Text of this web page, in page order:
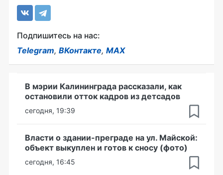
Подпишитесь на нас:
Telegram, ВКонтакте, MAX
В мэрии Калининграда рассказали, как
остановили отток кадров из детсадов
сегодня, 19:39
Власти о здании-преграде на ул. Майской:
объект выкуплен и готов к сносу (фото)
сегодня, 16:45